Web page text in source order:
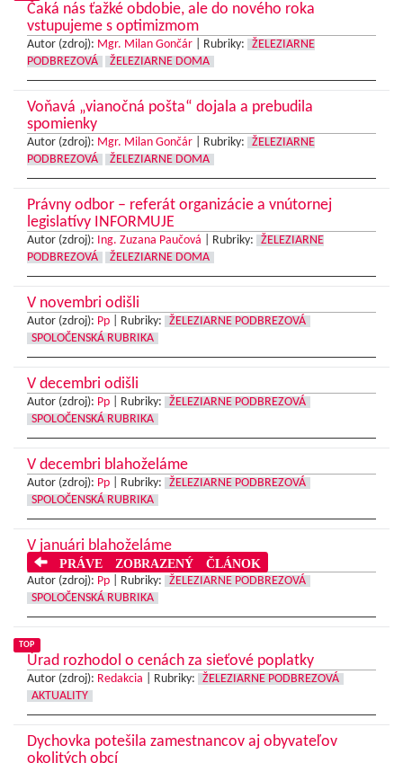
Čaká nás ťažké obdobie, ale do nového roka
vstupujeme s optimizmom
Autor (zdroj): Mgr. Milan Gončár Rubriky:
ŽELEZIARNE
PODBREZOVÁ
ŽELEZIARNE DOMA
Voňavá „vianočná pošta“ dojala a prebudila
spomienky
Autor (zdroj): Mgr. Milan Gončár Rubriky:
ŽELEZIARNE
PODBREZOVÁ
ŽELEZIARNE DOMA
Právny odbor – referát organizácie a vnútornej
legislatívy INFORMUJE
Autor (zdroj): Ing. Zuzana Paučová Rubriky:
ŽELEZIARNE
PODBREZOVÁ
ŽELEZIARNE DOMA
V novembri odišli
Autor (zdroj): Pp Rubriky:
ŽELEZIARNE PODBREZOVÁ
SPOLOČENSKÁ RUBRIKA
V decembri odišli
Autor (zdroj): Pp Rubriky:
ŽELEZIARNE PODBREZOVÁ
SPOLOČENSKÁ RUBRIKA
V decembri blahoželáme
Autor (zdroj): Pp Rubriky:
ŽELEZIARNE PODBREZOVÁ
SPOLOČENSKÁ RUBRIKA
V januári blahoželáme
PRÁVE ZOBRAZENÝ ČLÁNOK
Autor (zdroj): Pp Rubriky:
ŽELEZIARNE PODBREZOVÁ
SPOLOČENSKÁ RUBRIKA
TOP
Úrad rozhodol o cenách za sieťové poplatky
Autor (zdroj): Redakcia Rubriky:
ŽELEZIARNE PODBREZOVÁ
AKTUALITY
Dychovka potešila zamestnancov aj obyvateľov
okolitých obcí